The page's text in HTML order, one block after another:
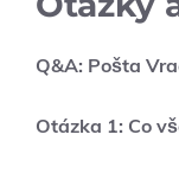
Q&A: Pošta
Otázka 1: Co